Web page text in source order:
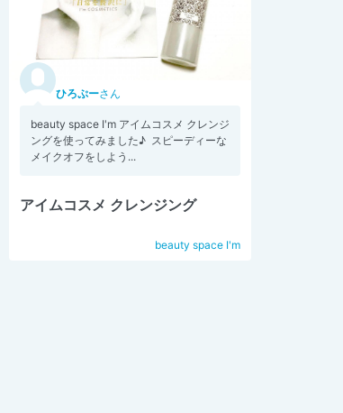
ひろぷーさん
beauty space I'm アイムコスメ クレンジ
ングを使ってみました♪ スピーディーな
メイクオフをしよう...
アイムコスメ クレンジング
beauty space I'm